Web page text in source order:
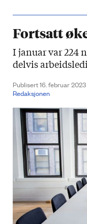
Fortsatt
I januar var 224
delvis
Publisert 16. februar 2023
Redaksjonen